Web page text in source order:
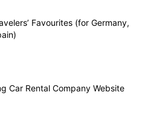
Favourites (for Germany,
Car Rental Company Website